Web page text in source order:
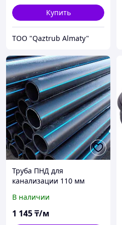
Купить
TOO "Qaztrub Almaty"
Труба ПНД для
канализации 110 мм
В наличии
1 145₸/м